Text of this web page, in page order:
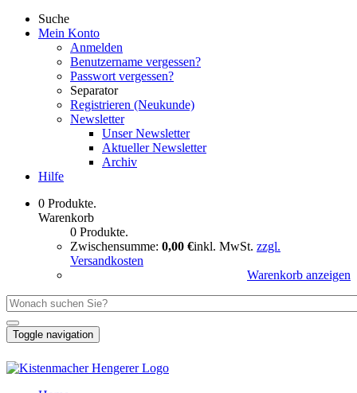
Suche
Mein Konto
Anmelden
Benutzername vergessen?
Passwort vergessen?
Separator
Registrieren (Neukunde)
Newsletter
Unser Newsletter
Aktueller Newsletter
Archiv
Hilfe
0 Produkte.
Warenkorb
0 Produkte.
Zwischensumme: 0,00 €inkl. MwSt. zzgl.
Versandkosten
Warenkorb anzeigen
Toggle navigation